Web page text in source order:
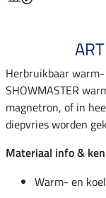
Herbruikbaar
SHOWMASTER
magnetron, of in
diepvries worden
Materiaal info &
Warm- en